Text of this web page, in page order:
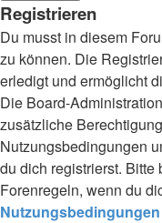
Registrieren
Du musst in diesem
zu können. Die
erledigt und ermöglicht
Die Board-
zusätzliche
Nutzungsbedingungen
du dich registrierst.
Forenregeln, wenn du
Nutzungsbedingungen